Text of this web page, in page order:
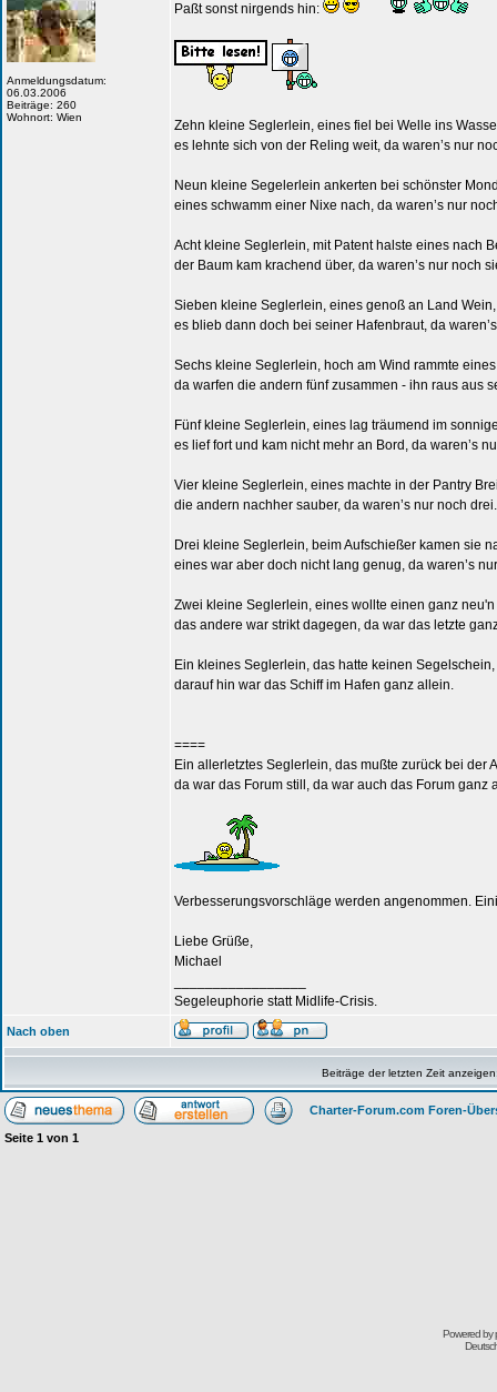
Anmeldungsdatum:
06.03.2006
Beiträge: 260
Wohnort: Wien
Paßt sonst nirgends hin:
Zehn kleine Seglerlein, eines fiel bei Welle ins
es lehnte sich von der Reling weit, da waren’s nur
Neun kleine Segelerlein ankerten bei schönster
eines schwamm einer Nixe nach, da waren’s nur
Acht kleine Seglerlein, mit Patent halste eines nach
der Baum kam krachend über, da waren’s nur noch
Sieben kleine Seglerlein, eines genoß an Land
es blieb dann doch bei seiner Hafenbraut, da
Sechs kleine Seglerlein, hoch am Wind rammte
da warfen die andern fünf zusammen - ihn raus aus
Fünf kleine Seglerlein, eines lag träumend im
es lief fort und kam nicht mehr an Bord, da waren’s
Vier kleine Seglerlein, eines machte in der Pantry
die andern nachher sauber, da waren’s nur noch drei.
Drei kleine Seglerlein, beim Aufschießer kamen sie
eines war aber doch nicht lang genug, da waren’s
Zwei kleine Seglerlein, eines wollte einen ganz neu'n
das andere war strikt dagegen, da war das letzte
Ein kleines Seglerlein, das hatte keinen Segelschein,
darauf hin war das Schiff im Hafen ganz allein.
====
Ein allerletztes Seglerlein, das mußte zurück bei der
da war das Forum still, da war auch das Forum ganz
Verbesserungsvorschläge werden angenommen.
Liebe Grüße,
Michael
Segeleuphorie statt Midlife-Crisis.
Nach oben
Beiträge der letzten Zeit
Charter-Forum.com Foren-
Seite 1 von 1
Powered by